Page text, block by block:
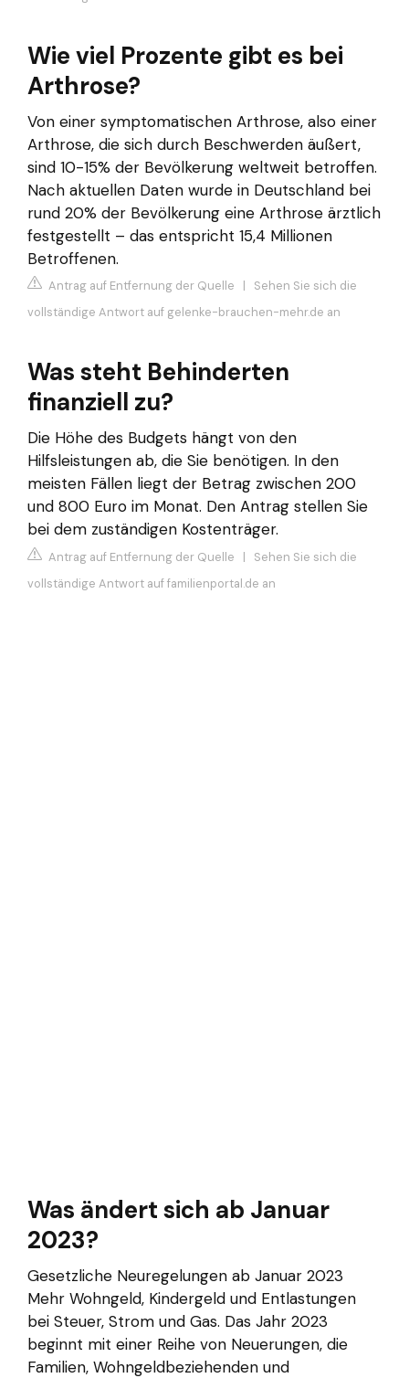
Wie viel Prozente gibt es bei
Arthrose?
Von einer symptomatischen Arthrose, also einer
Arthrose, die sich durch Beschwerden äußert,
sind 10-15% der Bevölkerung weltweit betroffen.
Nach aktuellen Daten wurde in Deutschland bei
rund 20% der Bevölkerung eine Arthrose ärztlich
festgestellt – das entspricht 15,4 Millionen
Betroffenen.
Antrag auf Entfernung der Quelle | Sehen Sie sich die
vollständige Antwort auf gelenke-brauchen-mehr.de an
Was steht Behinderten
finanziell zu?
Die Höhe des Budgets hängt von den
Hilfsleistungen ab, die Sie benötigen. In den
meisten Fällen liegt der Betrag zwischen 200
und 800 Euro im Monat. Den Antrag stellen Sie
bei dem zuständigen Kostenträger.
Antrag auf Entfernung der Quelle | Sehen Sie sich die
vollständige Antwort auf familienportal.de an
Was ändert sich ab Januar
2023?
Gesetzliche Neuregelungen ab Januar 2023
Mehr Wohngeld, Kindergeld und Entlastungen
bei Steuer, Strom und Gas. Das Jahr 2023
beginnt mit einer Reihe von Neuerungen, die
Familien, Wohngeldbeziehenden und